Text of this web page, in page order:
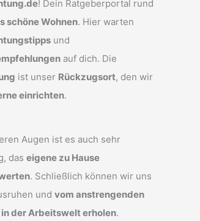
! Dein Ratgeberportal rund
schöne Wohnen. Hier warten
und
auf dich. Die
ist unser Rückzugsort, den wir
einrichten.
Augen ist es auch sehr
das eigene zu Hause
. Schließlich können wir uns
und vom anstrengenden
der Arbeitswelt erholen.